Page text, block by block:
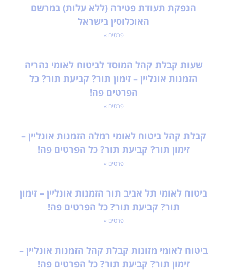
הנפקת תעודת פטירה (ללא עלות) במרשם
האוכלוסין בישראל
פרטים »
שעות קבלת קהל המוסד לביטוח לאומי נהריה
הזמנות אונליין – זימון תור? קביעת תור? כל
הפרטים פה!
פרטים »
קבלת קהל ביטוח לאומי רמלה הזמנות אונליין –
זימון תור? קביעת תור? כל הפרטים פה!
פרטים »
ביטוח לאומי תל אביב תור הזמנות אונליין – זימון
תור? קביעת תור? כל הפרטים פה!
פרטים »
ביטוח לאומי מזונות קבלת קהל הזמנות אונליין –
זימון תור? קביעת תור? כל הפרטים פה!